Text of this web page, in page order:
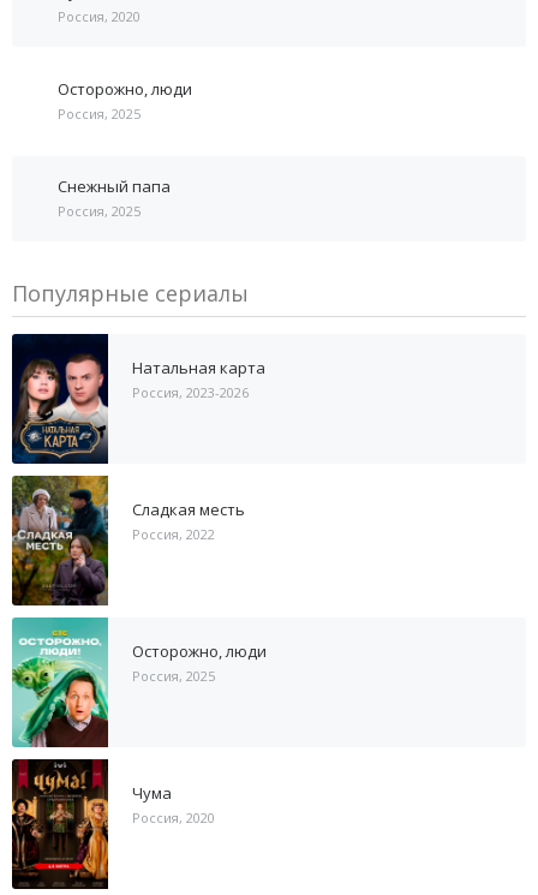
Россия, 2020
Осторожно, люди
Россия, 2025
Снежный папа
Россия, 2025
Популярные сериалы
Натальная карта
Россия, 2023-2026
Сладкая месть
Россия, 2022
Осторожно, люди
Россия, 2025
Чума
Россия, 2020